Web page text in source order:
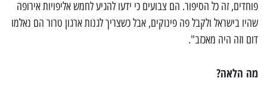
פוחדים, זה כל הסיפור. הם צבועים כי ידעו להגיע לחמש אליפויות אירופה
שהיו בישראל ולקבל פה פינוקים, אבל כשצריך לגנות ארגון טרור הם נאלמו
דום וזה היה מאכזב".
מה הלאה?